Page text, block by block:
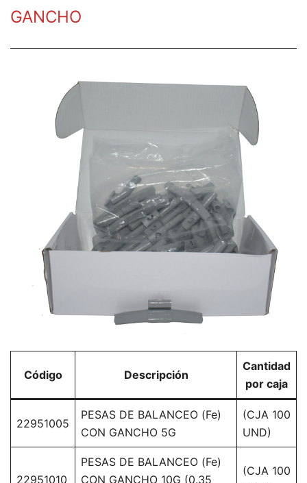
GANCHO
Código Descripción
Cantidad
por caja
22951005
PESAS DE BALANCEO (Fe)
CON GANCHO 5G
(CJA 100
UND)
22951010
PESAS DE BALANCEO (Fe)
CON GANCHO 10G (0.35
(CJA 100